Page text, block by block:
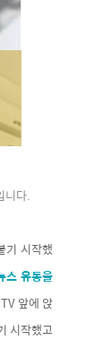
니다.
기 시작했
스 유통을
앞에 앉
시작했고